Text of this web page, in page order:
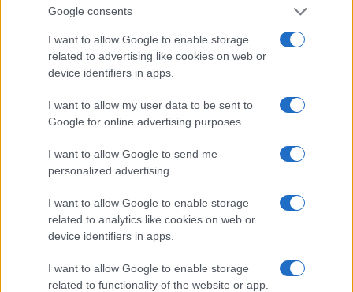
Google consents
I want to allow Google to enable storage
related to advertising like cookies on web or
device identifiers in apps.
I want to allow my user data to be sent to
Google for online advertising purposes.
I want to allow Google to send me
personalized advertising.
I want to allow Google to enable storage
related to analytics like cookies on web or
device identifiers in apps.
I want to allow Google to enable storage
related to functionality of the website or app.
Papa Leone a Santa Maria degli Angeli: migliaia di
giovani per il meeting francescano